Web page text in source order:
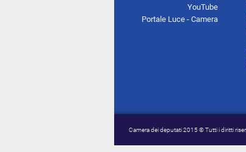
YouTube
Portale Luce - Camera
Camera dei deputati 2015 © Tutti i diritti